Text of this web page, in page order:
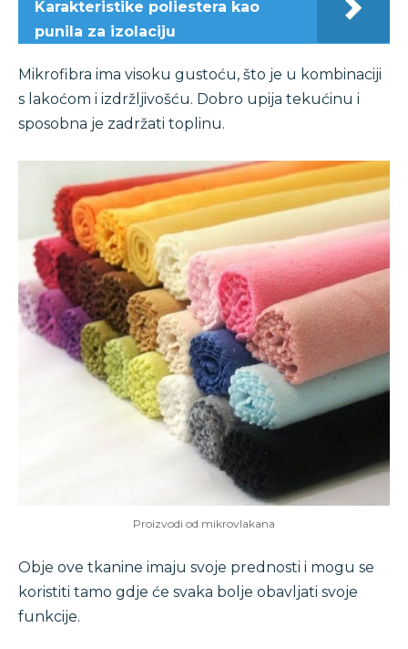
Karakteristike poliestera kao
punila za izolaciju
Mikrofibra ima visoku gustoću, što je u kombinaciji
s lakoćom i izdržljivošću. Dobro upija tekućinu i
sposobna je zadržati toplinu.
Proizvodi od mikrovlakana
Obje ove tkanine imaju svoje prednosti i mogu se
koristiti tamo gdje će svaka bolje obavljati svoje
funkcije.